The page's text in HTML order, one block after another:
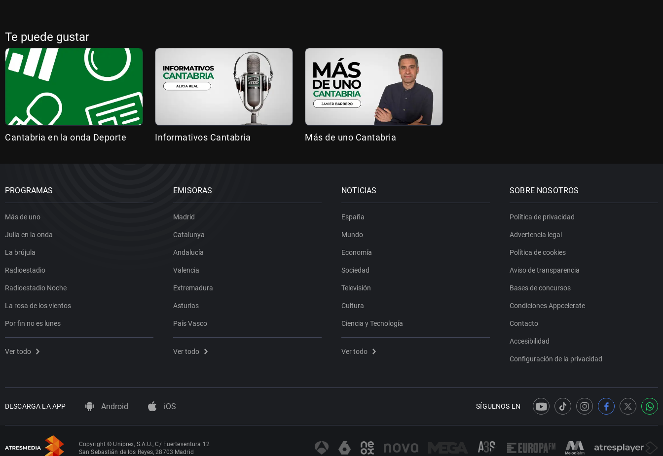
Te puede gustar
Cantabria en la onda Deporte Informativos Cantabria Más de uno Cantabria
PROGRAMAS
Más de uno
Julia en la onda
La brújula
Radioestadio
Radioestadio Noche
La rosa de los vientos
Por fin no es lunes
Ver todo
EMISORAS
Madrid
Catalunya
Andalucía
Valencia
Extremadura
Asturias
País Vasco
Ver todo
NOTICIAS
España
Mundo
Economía
Sociedad
Televisión
Cultura
Ciencia y Tecnología
Ver todo
SOBRE NOSOTROS
Política de privacidad
Advertencia legal
Política de cookies
Aviso de transparencia
Bases de concursos
Condiciones Appcelerate
Contacto
Accesibilidad
Configuración de la privacidad
DESCARGA LA APP Android iOS SÍGUENOS EN
Copyright © Uniprex, S.A.U., C/ Fuerteventura 12
San Sebastián de los Reyes, 28703 Madrid